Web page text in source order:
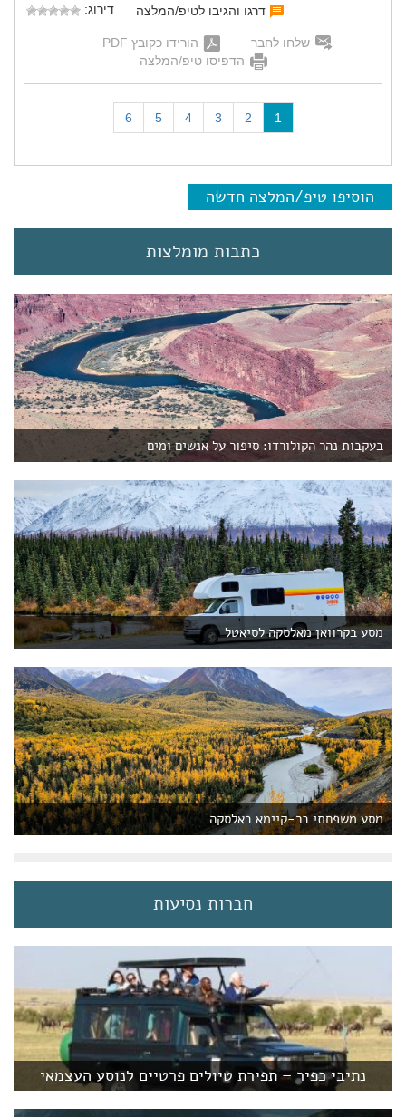
דרגו והגיבו לטיפ/המלצה
דירוג:
שלחו לחבר
הורידו כקובץ PDF
הדפיסו טיפ/המלצה
1
c
e
n
2
3
4
5
6
הוסיפו טיפ/המלצה חדשה
כתבות מומלצות
בעקבות נהר הקולורדו: סיפור על אנשים ומים
מסע בקרוואן מאלסקה לסיאטל
מסע משפחתי בר-קיימא באלסקה
חברות נסיעות
נתיבי כפיר – תפירת טיולים פרטיים לנוסע העצמאי